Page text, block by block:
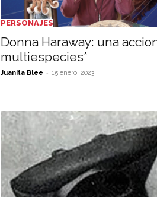
PERSONAJES
Donna Haraway: una
multiespecies*
Juanita Blee - 15 enero, 2023